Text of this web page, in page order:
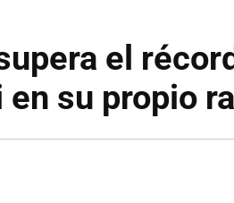
el
su propio